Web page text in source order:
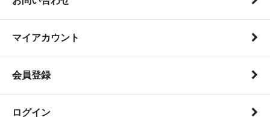
マイアカウント
会員登録
ログイン